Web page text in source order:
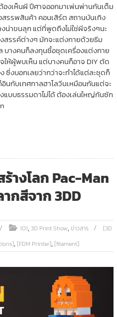
องเห็นผี ปีศาจออกมาเพ่นพ่านกันเต็ม
สรรพสินค้า คอนเสิร์ต สถานบันเทิง
น่าขนลุก แต่ที่พูดถึงไม่ใช่ผีจริงๆนะ
สรรค์ต่างๆ มักจะแต่งกายด้วยธีม
บางคนก็ลงทุนซื้อชุดเครื่องแต่งกาย
ให้ผู้พบเห็น แต่บางคนก็อาจ DIY ตัด
ซึ่งบอกเลยว่ากว่าจะทำได้แต่ละชุดก็
อินกับเทศกาลฮาโลวีนเหมือนกันแต่จะ
แบบธรรมดาไม่ได้ ต้องเล่นใหญ่กันซัก
างโลก Pac-Man
กสีจาก 3DD
101,3D Print Show,ข่าวสาร
[3D
,[FDM Printer],[filament]